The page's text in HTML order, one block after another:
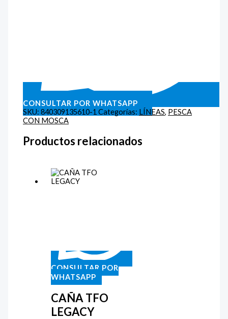
CONSULTAR POR WHATSAPP
SKU:840309135610-1 Categorías: LÍNEAS, PESCA
CON MOSCA
Productos relacionados
CONSULTAR POR
WHATSAPP
CAÑA TFO
LEGACY